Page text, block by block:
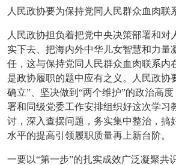
人民政协要为保持党同人民群众血肉联
人民政协担负着把党中央决策部署和对
实下去、把海内外中华儿女智慧和力量
任，这与保持党同人民群众血肉联系内
是政协履职的题中应有之义。人民政协
确立”、坚决做到“两个维护”的政治高
署和同级党委工作安排组织好这次学习
讨，深入查摆问题，务实集中整治，搞
水平的提高引领履职质量再上新台阶。
一要以“第一步”的扎实成效广泛凝聚共